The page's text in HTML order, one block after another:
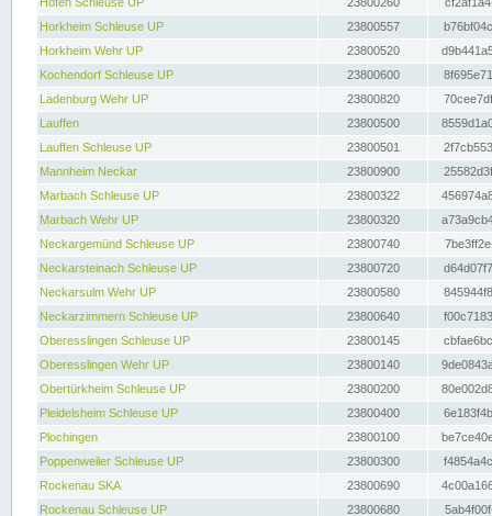
Horkheim Schleuse UP
23800557
Horkheim Wehr UP
23800520
Kochendorf Schleuse UP
23800600
Ladenburg Wehr UP
23800820
Lauffen
23800500
Lauffen Schleuse UP
23800501
Mannheim Neckar
23800900
Marbach Schleuse UP
23800322
Marbach Wehr UP
23800320
Neckargemünd Schleuse UP
23800740
Neckarsteinach Schleuse UP
23800720
Neckarsulm Wehr UP
23800580
Neckarzimmern Schleuse UP
23800640
Oberesslingen Schleuse UP
23800145
Oberesslingen Wehr UP
23800140
Obertürkheim Schleuse UP
23800200
Pleidelsheim Schleuse UP
23800400
Plochingen
23800100
Poppenweiler Schleuse UP
23800300
Rockenau SKA
23800690
Rockenau Schleuse UP
23800680